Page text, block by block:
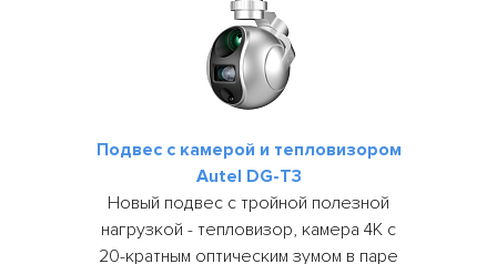
Подвес с камерой и тепловизором
Autel DG-T3
Новый подвес с тройной полезной
нагрузкой - тепловизор, камера 4K с
20-кратным оптическим зумом в паре